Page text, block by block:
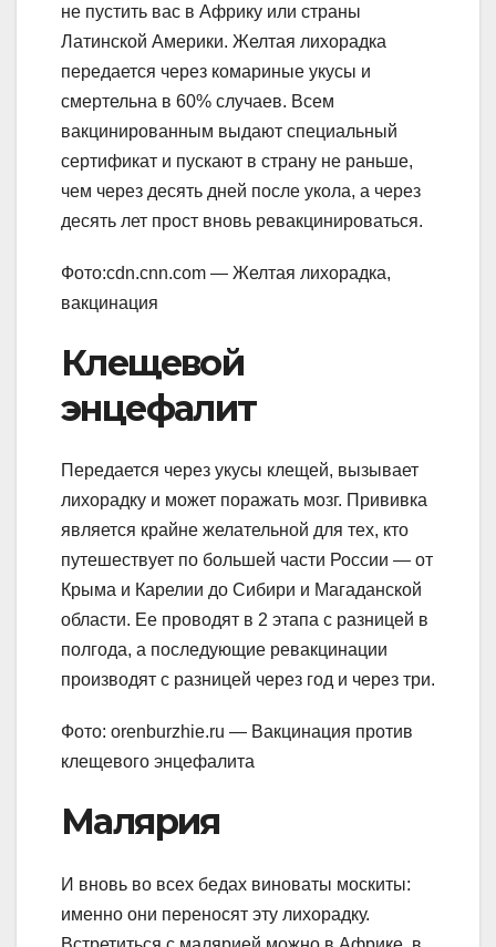
не пустить вас в Африку или страны
Латинской Америки. Желтая лихорадка
передается через комариные укусы и
смертельна в 60% случаев. Всем
вакцинированным выдают специальный
сертификат и пускают в страну не раньше,
чем через десять дней после укола, а через
десять лет прост вновь ревакцинироваться.
Фото:cdn.cnn.com — Желтая лихорадка,
вакцинация
Клещевой
энцефалит
Передается через укусы клещей, вызывает
лихорадку и может поражать мозг. Прививка
является крайне желательной для тех, кто
путешествует по большей части России — от
Крыма и Карелии до Сибири и Магаданской
области. Ее проводят в 2 этапа с разницей в
полгода, а последующие ревакцинации
производят с разницей через год и через три.
Фото: orenburzhie.ru — Вакцинация против
клещевого энцефалита
Малярия
И вновь во всех бедах виноваты москиты:
именно они переносят эту лихорадку.